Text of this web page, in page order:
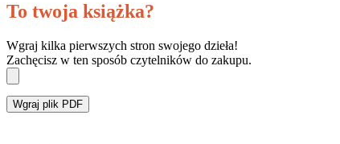
To twoja książka?
Wgraj kilka pierwszych stron swojego dzieła!
Zachęcisz w ten sposób czytelników do zakupu.
Wgraj plik PDF